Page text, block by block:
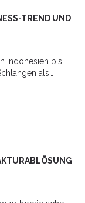
TREND UND
Indonesien bis
als